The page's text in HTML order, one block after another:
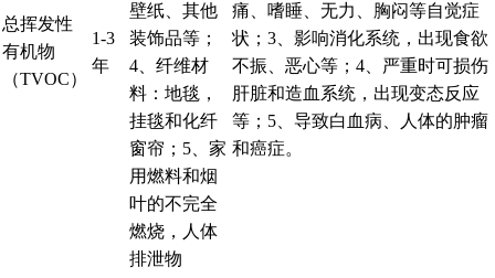
总挥发性
有机物
（TVOC）
1-3
年
壁纸、其他
装饰品等；
4、纤维材
料：地毯，
挂毯和化纤
窗帘；5、家
用燃料和烟
叶的不完全
燃烧，人体
排泄物
痛、嗜睡、无力、胸闷等自觉症
状；3、影响消化系统，出现食欲
不振、恶心等；4、严重时可损伤
肝脏和造血系统，出现变态反应
等；5、导致白血病、人体的肿瘤
和癌症。